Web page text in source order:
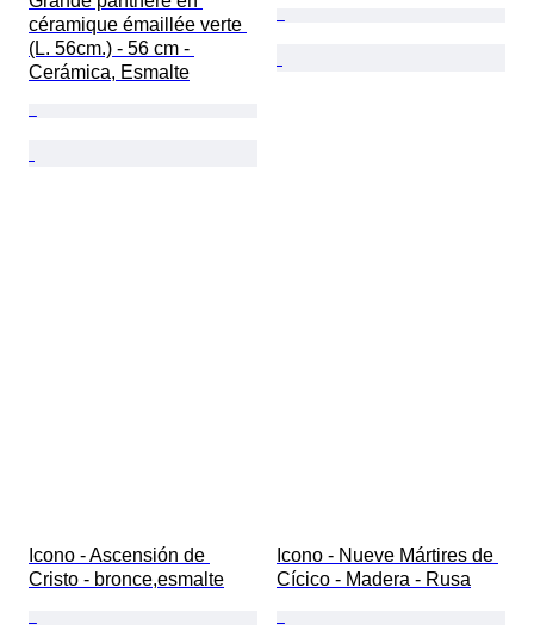
céramique émaillée verte
(L. 56cm.) - 56 cm -
Cerámica, Esmalte
Icono - Ascensión de
Cristo - bronce,esmalte
Icono - Nueve Mártires de
Cícico - Madera - Rusa